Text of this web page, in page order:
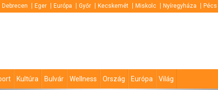
Debrecen Eger Európa Győr Kecskemét Miskolc Nyíregyháza Pécs
Kultúra Bulvár Wellness Ország Európa Világ